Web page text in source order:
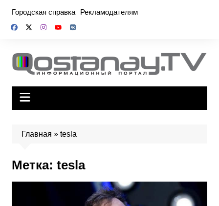
содержимому
Городская справка Рекламодателям
Главная » tesla
Метка: tesla